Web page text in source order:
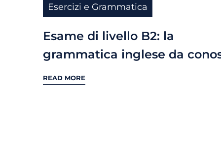
Esercizi e Grammatica
Esame di livello B2: la
grammatica inglese da
READ MORE